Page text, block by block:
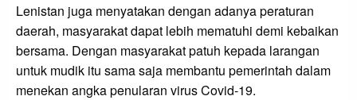
Lenistan juga menyatakan dengan adanya peraturan
daerah, masyarakat dapat lebih mematuhi demi kebaikan
bersama. Dengan masyarakat patuh kepada larangan
untuk mudik itu sama saja membantu pemerintah dalam
menekan angka penularan virus Covid-19.